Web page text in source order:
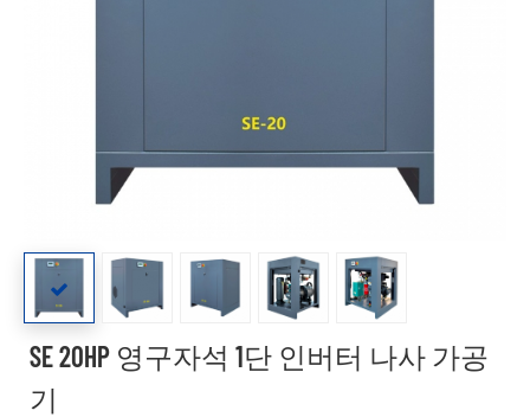
SE 20HP 영구자석 1단 인버터 나사 가공
기